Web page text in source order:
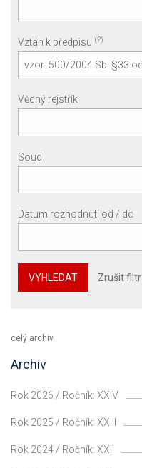
Vztah k předpisu (?)
Věcný rejstřík
Soud
Datum rozhodnutí od / do
VYHLEDAT Zrušit filtr
celý archiv
Archiv
Rok 2026 / Ročník: XXIV
Rok 2025 / Ročník: XXIII
Rok 2024 / Ročník: XXII